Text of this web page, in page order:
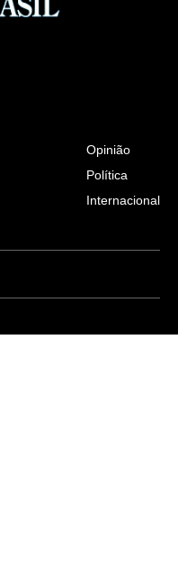
Opinião
Política
Internacional